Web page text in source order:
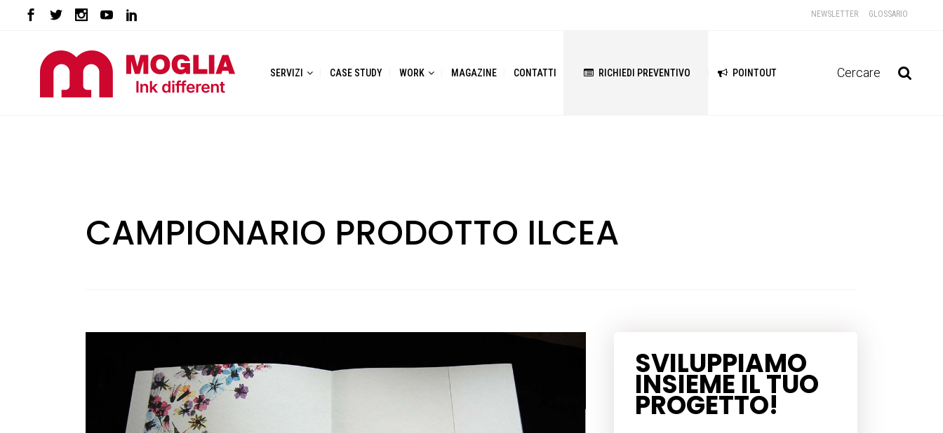
NEWSLETTER GLOSSARIO
Cercare
SERVIZI CASE STUDY WORK MAGAZINE CONTATTI RICHIEDI PREVENTIVO POINTOUT
CAMPIONARIO PRODOTTO ILCEA
SVILUPPIAMO
INSIEME IL TUO
PROGETTO!